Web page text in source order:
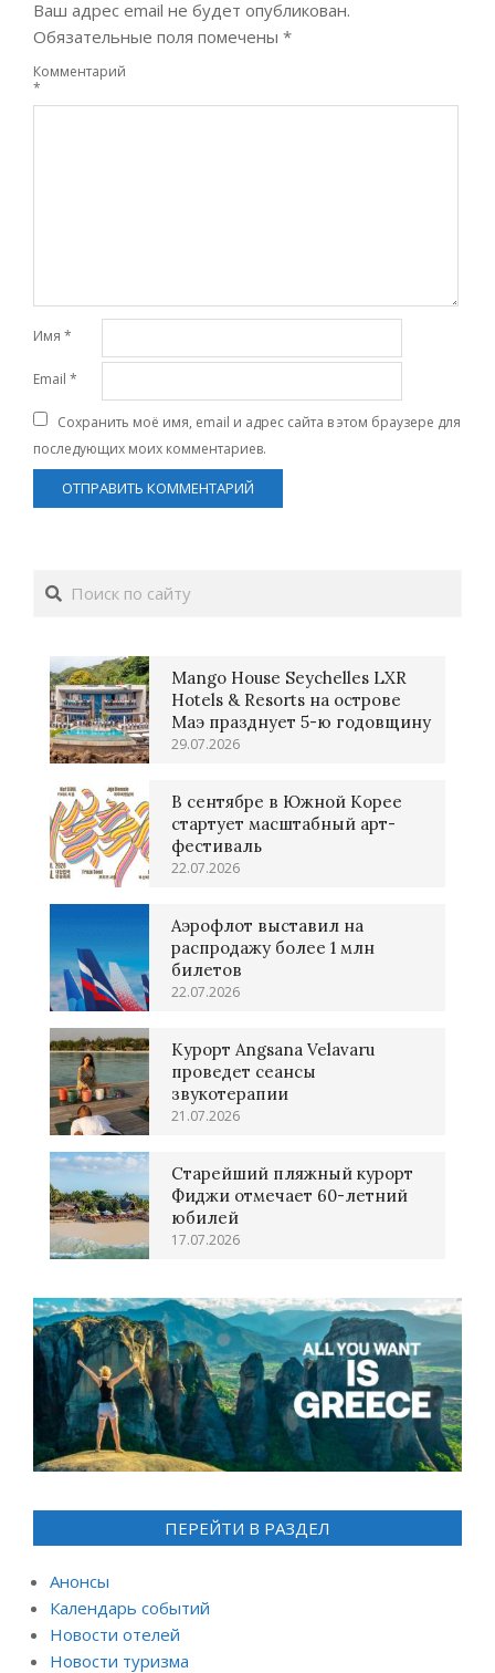
Ваш адрес email не будет опубликован.
Обязательные поля помечены *
Комментарий
*
Имя *
Email *
Сохранить моё имя, email и адрес сайта в этом браузере для
последующих моих комментариев.
Поиск
Mango House Seychelles LXR
Hotels & Resorts на острове
Маэ празднует 5-ю годовщину
29.07.2026
В сентябре в Южной Корее
стартует масштабный арт-
фестиваль
22.07.2026
Аэрофлот выставил на
распродажу более 1 млн
билетов
22.07.2026
Курорт Angsana Velavaru
проведет сеансы
звукотерапии
21.07.2026
Старейший пляжный курорт
Фиджи отмечает 60-летний
юбилей
17.07.2026
ПЕРЕЙТИ В РАЗДЕЛ
Анонсы
Календарь событий
Новости отелей
Новости туризма